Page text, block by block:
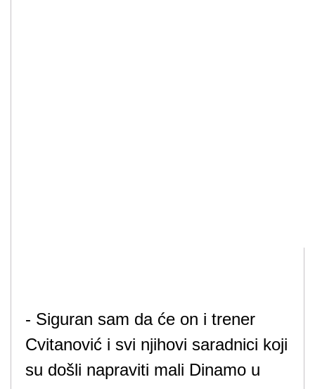
- Siguran sam da će on i trener
Cvitanović i svi njihovi saradnici koji
su došli napraviti mali Dinamo u